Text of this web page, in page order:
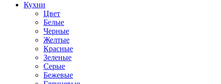
Кухни
Цвет
Белые
Черные
Желтые
Красные
Зеленые
Серые
Бежевые